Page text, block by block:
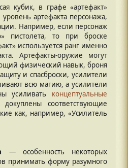
кубик, в графе «артефакт»
артефакта персонажа,
Например, если персонаж
пистолета, то при броске
используется ранг именно
Артефакты-оружие могут
физический навык, броня
и спасброски, усилители
всю магию, а усилители
усиливать концептуальные
соответствующие
как, например, «Усилитель
— особенность некоторых
принимать форму разумного